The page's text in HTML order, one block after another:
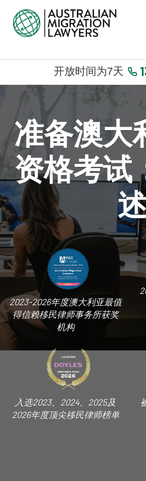
开放时间为7天
准备澳大
资格考试
2023-2026年度澳大利亚最值
得信赖移民律师事务所获奖
机构
入选2023、2024、2025及
2026年度顶尖移民律师榜单